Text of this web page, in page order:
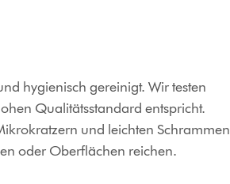
hygienisch gereinigt. Wir testen
Qualitätsstandard entspricht.
und leichten Schrammen
oder Oberflächen reichen.